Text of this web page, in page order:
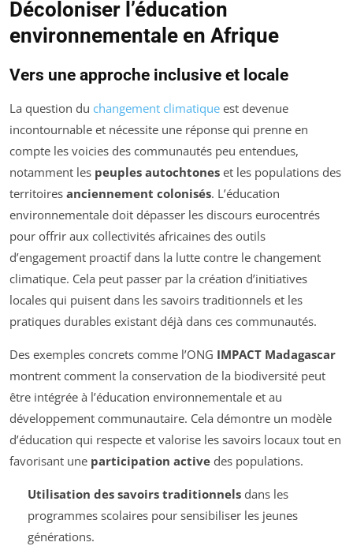
Décoloniser l’éducation
environnementale en Afrique
Vers une approche inclusive et locale
La question du changement climatique est devenue
incontournable et nécessite une réponse qui prenne en
compte les voicies des communautés peu entendues,
notamment les peuples autochtones et les populations des
territoires anciennement colonisés. L’éducation
environnementale doit dépasser les discours eurocentrés
pour offrir aux collectivités africaines des outils
d’engagement proactif dans la lutte contre le changement
climatique. Cela peut passer par la création d’initiatives
locales qui puisent dans les savoirs traditionnels et les
pratiques durables existant déjà dans ces communautés.
Des exemples concrets comme l’ONG IMPACT Madagascar
montrent comment la conservation de la biodiversité peut
être intégrée à l’éducation environnementale et au
développement communautaire. Cela démontre un modèle
d’éducation qui respecte et valorise les savoirs locaux tout en
favorisant une participation active des populations.
Utilisation des savoirs traditionnelsdans les
programmes scolaires pour sensibiliser les jeunes
générations.